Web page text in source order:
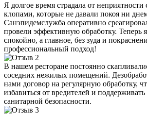
Я долгое время страдала от
клопами, которые не давали покоя ни
Санэпидемслужба оперативно
провели эффективную обработку. Теперь
спокойно, а главное, без зуда и
профессиональный подход!
В нашем ресторане постоянно
соседних нежилых помещений.
нами договор на регулярную обработку,
избавиться от вредителей и
санитарной безопасности.